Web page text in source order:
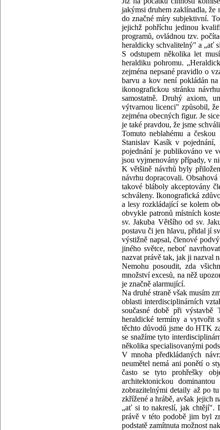
jakýmsi druhem zaklínadla, že
do značné míry subjektivní.
jejichž pohříchu jedinou
programů, ovládnou tzv.
heraldicky schvalitelný" a „ať
S odstupem několika let
heraldiku pohromu.
zejména nepsané pravidlo o
barvu a kov není pokládán
ikonografickou stránku
samostatně. Druhý axiom,
výtvarnou licenci" způsobil,
zejména obecných figur. Je
je také pravdou, že jsme
Tomuto neblahému a
Stanislav Kasík v pojednání,
pojednání je publikováno ve
jsou vyjmenovány případy, v
K většině návrhů byly
návrhu dopracovali.
takové bláboly akceptovány
schváleny. Ikonografická
a lesy rozkládající se kolem
obvykle patronů místních
sv. Jakuba Většího od sv.
postavu či jen hlavu, přidal jí
výstižně napsal, členové
jiného světce, neboť
nazvat právě tak, jak ji nazval
Nemohu posoudit, zda
množství excesů, na něž
je značně alarmující.
Na druhé straně však musím
oblasti interdisciplinárních
současné době při
heraldické termíny a vytvořit
těchto důvodů jsme do HTK
se snažíme tyto
několika specialisovanými
V mnoha předkládaných
neumětel nemá ani ponětí o
často se tyto prohřešky
architektonickou
zobrazitelnými detaily až po
zkřížené a hrábě, avšak jejich
„ať si to nakreslí, jak chtějí".
právě v této podobě jim byl
podstatě zamítnuta možnost